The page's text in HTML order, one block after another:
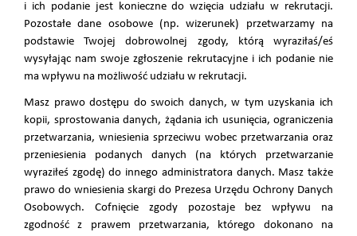
i ich podanie jest konieczne do wzięcia udziału w rekrutacji.
Pozostałe dane osobowe (np. wizerunek) przetwarzamy na
podstawie Twojej dobrowolnej zgody, którą wyraziłaś/eś
wysyłając nam swoje zgłoszenie rekrutacyjne i ich podanie nie
ma wpływu na możliwość udziału w rekrutacji.
Masz prawo dostępu do swoich danych, w tym uzyskania ich
kopii, sprostowania danych, żądania ich usunięcia, ograniczenia
przetwarzania, wniesienia sprzeciwu wobec przetwarzania oraz
przeniesienia podanych danych (na których przetwarzanie
wyraziłeś zgodę) do innego administratora danych. Masz także
prawo do wniesienia skargi do Prezesa Urzędu Ochrony Danych
Osobowych. Cofnięcie zgody pozostaje bez wpływu na
zgodność z prawem przetwarzania, którego dokonano na